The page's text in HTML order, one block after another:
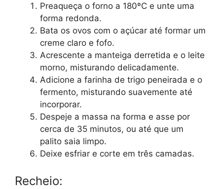
Preaqueça o forno a 180ºC e unte uma
forma redonda.
Bata os ovos com o açúcar até formar um
creme claro e fofo.
Acrescente a manteiga derretida e o leite
morno, misturando delicadamente.
Adicione a farinha de trigo peneirada e o
fermento, misturando suavemente até
incorporar.
Despeje a massa na forma e asse por
cerca de 35 minutos, ou até que um
palito saia limpo.
Deixe esfriar e corte em três camadas.
Recheio: